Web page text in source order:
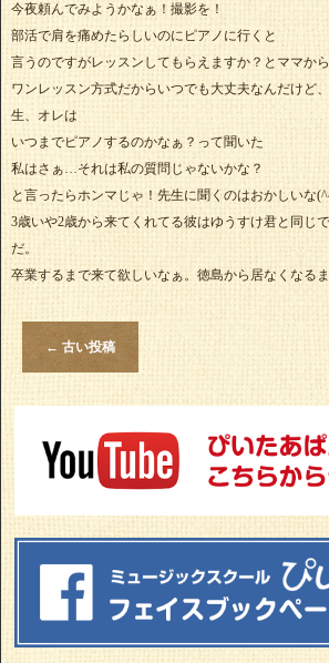
今夜頼んでみようかなぁ！撮影を！
部活で肩を痛めたらしいのにピアノに行くと
言うのですがレッスンしてもらえますか？とママか
ワンレッスン方式だからいつでも大丈夫なんだけど
生、オレは
いつまでピアノするのかなぁ？って聞いた
私はさぁ…それは私の質問じゃないかな？
と言ったらホンマじゃ！先生に聞くのはおかしいな
3歳いや2歳から来てくれてる彼はゆうすけ君と同じ
だ。
← 古い投稿